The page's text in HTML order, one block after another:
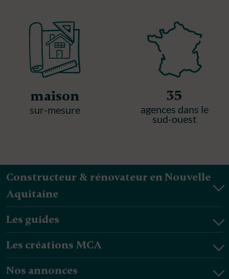
maison
sur-mesure
35
agences dans le
sud-ouest
Constructeur & rénovateur en Nouvelle
Aquitaine
Les guides
Les créations MCA
Nos annonces